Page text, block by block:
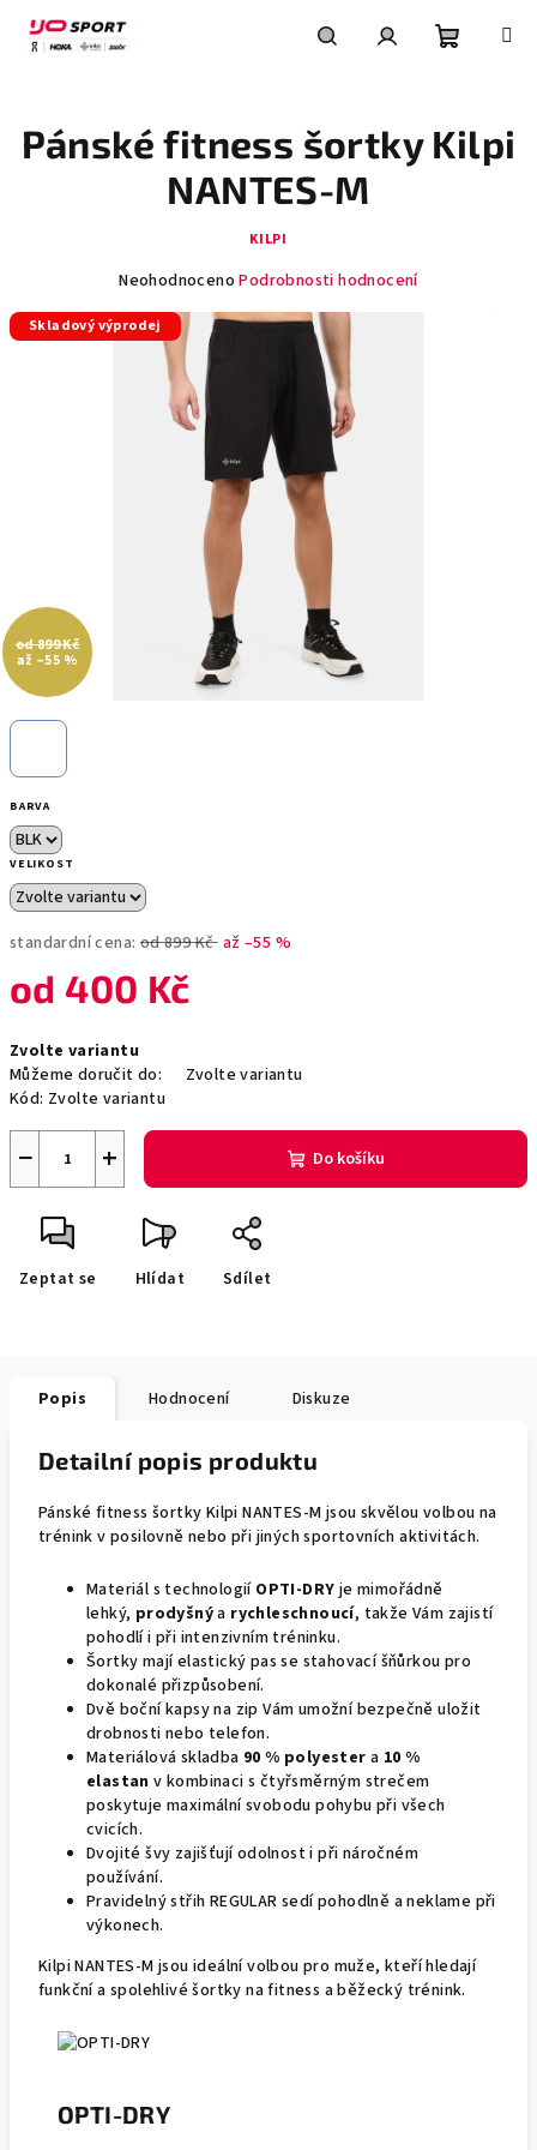
obsah
košík
BARVA
VELIKOST
standardní cena: od 899 Kč až –55 %
od400 Kč
cena:
Zvolte variantu
Můžeme doručit do:
Zvolte variantu
Kód: Zvolte variantu
+
− Do košíku
Zeptat se Hlídat Sdílet
Pánské fitness šortky Kilpi
NANTES-M
KILPI
Průměrné
produktu
Neohodnoceno Podrobnosti hodnocení
Skladový výprodej
od 899 Kč
až –55 %
Popis Hodnocení Diskuze
Detailní popis produktu
Pánské fitness šortky Kilpi NANTES-M jsou skvělou volbou na
trénink v posilovně nebo při jiných sportovních aktivitách.
Materiál s technologií OPTI-DRYje mimořádně
lehký, prodyšnýa rychleschnoucí, takže Vám zajistí
pohodlí i při intenzivním tréninku.
Šortky mají elastický pas se stahovací šňůrkou pro
dokonalé přizpůsobení.
Dvě boční kapsy na zip Vám umožní bezpečně uložit
drobnosti nebo telefon.
Materiálová skladba 90 % polyester a 10 %
elastan v kombinaci s čtyřsměrným strečem
poskytuje maximální svobodu pohybu při všech
cvicích.
Dvojité švy zajišťují odolnost i při náročném
používání.
Pravidelný střih REGULAR sedí pohodlně a neklame při
výkonech.
Kilpi NANTES-M jsou ideální volbou pro muže, kteří hledají
funkční a spolehlivé šortky na fitness a běžecký trénink.
OPTI-DRY